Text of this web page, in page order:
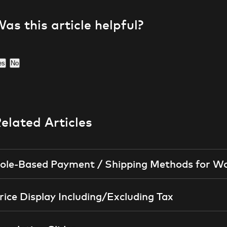
this article helpful?
No
Articles
Based Payment / Shipping Methods for
Display Including/Excluding Tax